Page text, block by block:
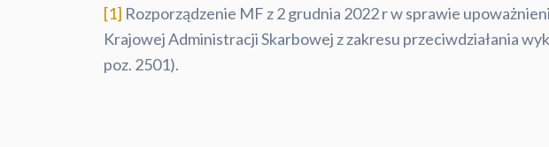
[1] Rozporządzenie MF z 2 grudnia 2022 r w sprawie
Krajowej Administracji Skarbowej z zakresu przeciwdziałania
poz. 2501).